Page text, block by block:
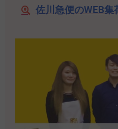
佐川急便のWEB集